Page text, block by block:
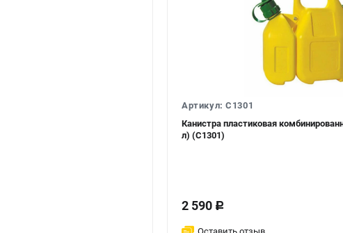
Артикул: C1301
Канистра пластиковая
л) (C1301)
2 590 c